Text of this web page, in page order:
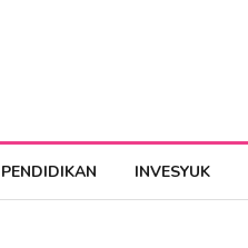
PENDIDIKAN INVESYUK